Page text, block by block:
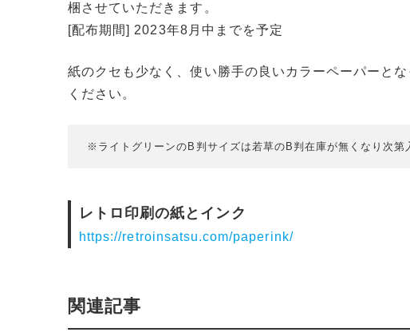
梱させていただきます。
[配布期間] 2023年8月中までを予定
紙のクセも少なく、使い勝手の良いカラーペーパーと
ください。
※ライトグリーンのB判サイズは若草のB判在庫が無くなり次第
レトロ印刷の紙とインク
https://retroinsatsu.com/paperink/
関連記事